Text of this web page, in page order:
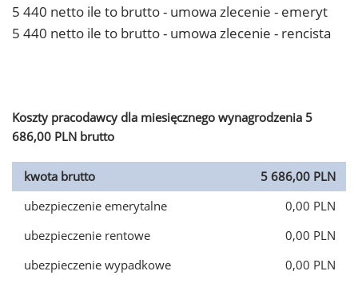
5 440 netto ile to brutto - umowa zlecenie - emeryt
5 440 netto ile to brutto - umowa zlecenie - rencista
Koszty pracodawcy dla miesięcznego wynagrodzenia 5
686,00 PLN brutto
kwota brutto
5 686,00 PLN
ubezpieczenie emerytalne
0,00 PLN
ubezpieczenie rentowe
0,00 PLN
ubezpieczenie wypadkowe
0,00 PLN